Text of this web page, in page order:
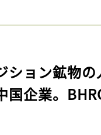
ション鉱物
国企業。